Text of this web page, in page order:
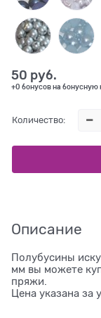
50 руб.
+0 бонусов на бонусную
Количество:
Описание
Полубусины
мм вы можете
пряжи.
Цена указана за